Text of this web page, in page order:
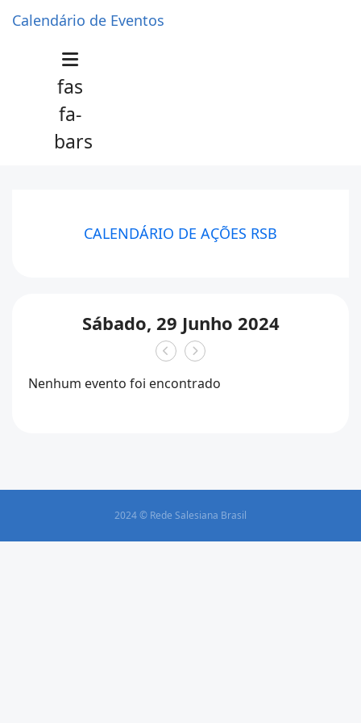
Calendário de Eventos
fas
fa-
bars
CALENDÁRIO DE AÇÕES RSB
Sábado, 29 Junho 2024
Nenhum evento foi encontrado
2024 © Rede Salesiana Brasil